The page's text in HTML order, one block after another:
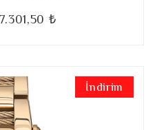
₺
İndirim